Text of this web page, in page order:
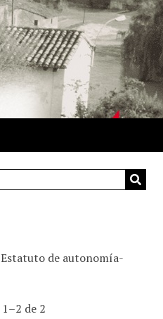
Estatuto de autonomía-
1–2 de 2